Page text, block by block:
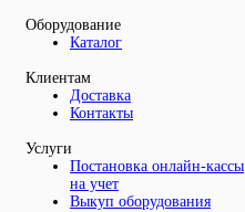
Оборудование
Каталог
Клиентам
Доставка
Контакты
Услуги
Постановка онлайн-кассы
на учет
Выкуп оборудования